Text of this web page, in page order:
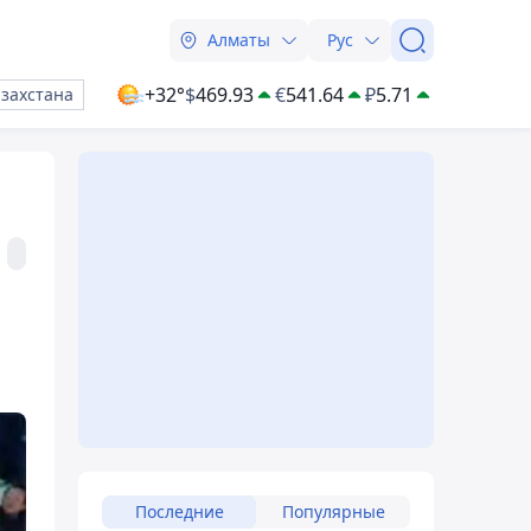
Алматы Рус
+32°$469.93 €541.64 ₽5.71
Последние Популярные